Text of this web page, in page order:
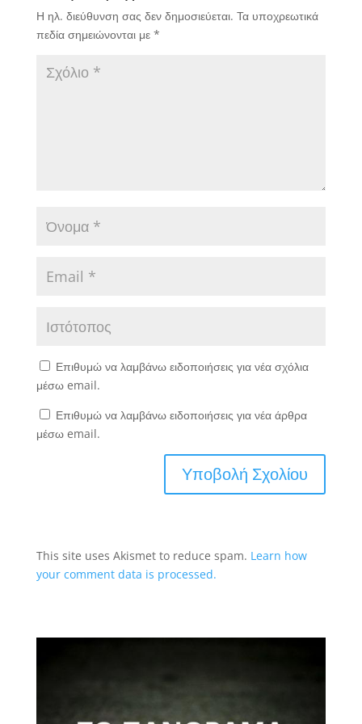
Η ηλ. διεύθυνση σας δεν δημοσιεύεται. Τα υποχρεωτικά
πεδία σημειώνονται με *
Επιθυμώ να λαμβάνω ειδοποιήσεις για νέα σχόλια
μέσω email.
Επιθυμώ να λαμβάνω ειδοποιήσεις για νέα άρθρα
μέσω email.
This site uses Akismet to reduce spam. Learn how
your comment data is processed.